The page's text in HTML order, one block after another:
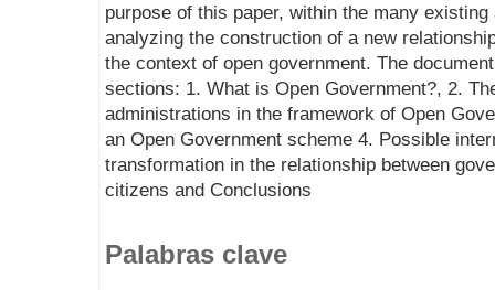
purpose of this paper, within the many
analyzing the construction of a new
the context of open government. The
sections: 1. What is Open Government?, 2.
administrations in the framework of Open
an Open Government scheme 4. Possible
transformation in the relationship between
citizens and Conclusions
Palabras clave